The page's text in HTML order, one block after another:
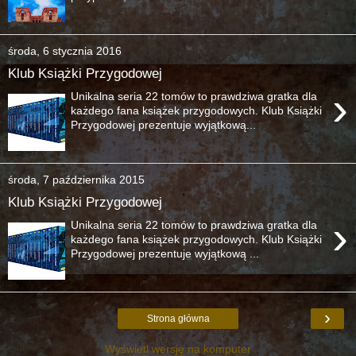
środa, 6 stycznia 2016
Klub Książki Przygodowej
›
Unikalna seria 22 tomów to prawdziwa gratka dla
każdego fana książek przygodowych. Klub Książki
Przygodowej prezentuje wyjątkową...
środa, 7 października 2015
Klub Książki Przygodowej
›
Unikalna seria 22 tomów to prawdziwa gratka dla
każdego fana książek przygodowych. Klub Książki
Przygodowej prezentuje wyjątkową ...
›
Strona główna
Wyświetl wersję na komputer